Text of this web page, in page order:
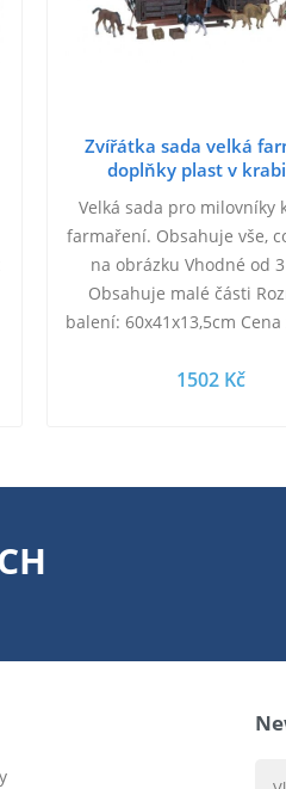
Zvířátka sada velká
doplňky plast v
Velká sada pro milovníky
farmaření. Obsahuje vše,
na obrázku Vhodné od
Obsahuje malé části
balení: 60x41x13,5cm Cena
1502 Kč